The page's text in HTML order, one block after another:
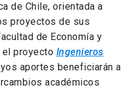
de Chile, orientada a
proyectos de sus
de Economía y
el proyecto Ingenieros
aportes beneficiarán a
académicos